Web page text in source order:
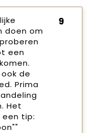
doen om
een
de
Prima
tip:
9